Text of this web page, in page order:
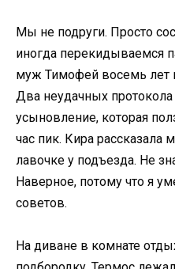
Мы не подруги. Просто
иногда перекидываемся
муж Тимофей восемь лет
Два неудачных
усыновление, которая
час пик. Кира рассказала
лавочке у подъезда. Не
Наверное, потому что я
советов.
На диване в комнате